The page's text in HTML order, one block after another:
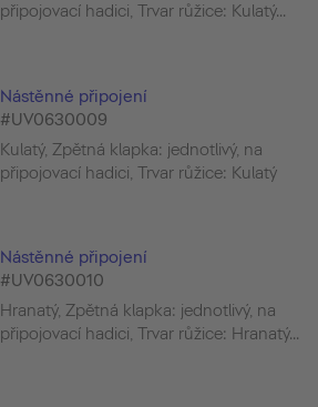
připojovací hadici, Trvar růžice: Kulatý...
Nástěnné připojení
#UV0630009
Kulatý, Zpětná klapka: jednotlivý, na
připojovací hadici, Trvar růžice: Kulatý
Nástěnné připojení
#UV0630010
Hranatý, Zpětná klapka: jednotlivý, na
připojovací hadici, Trvar růžice: Hranatý...